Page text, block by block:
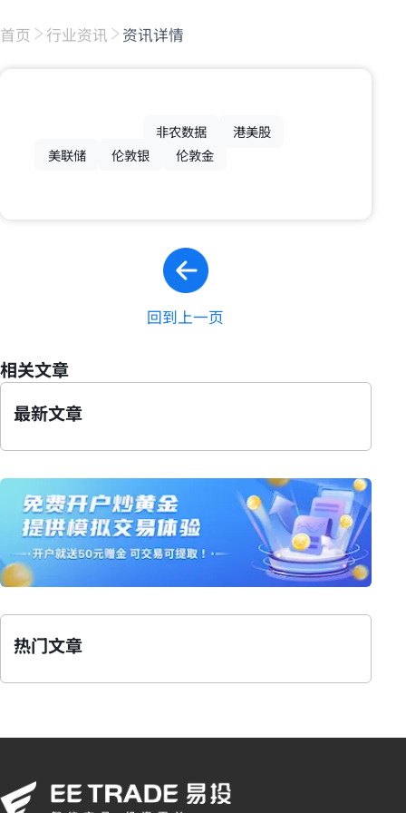
首页 行业资讯 资讯详情
非农数据
港美股
美联储
伦敦银 伦敦金
回到上一页
相关文章
最新文章
热门文章